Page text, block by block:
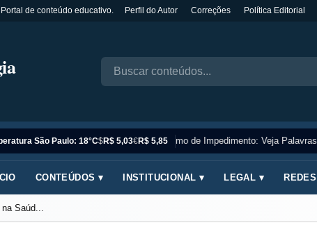
Portal de conteúdo educativo. Perfil do Autor Correções Política Editorial
São Paulo: 18°C$R$ 5,03€R$ 5,85
Sinônimo de Impedimento: Veja Palavras
CONTEÚDOS ▾ INSTITUCIONAL ▾ LEGAL ▾
Saúd...